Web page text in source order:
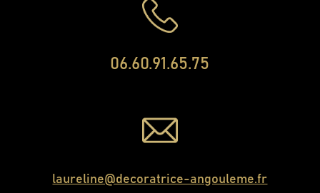
06.60.91.65.75
laureline@decoratrice-angouleme.fr